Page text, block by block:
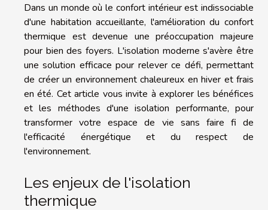
Dans un monde où le confort intérieur est indissociable
d'une habitation accueillante, l'amélioration du confort
thermique est devenue une préoccupation majeure
pour bien des foyers. L'isolation moderne s'avère être
une solution efficace pour relever ce défi, permettant
de créer un environnement chaleureux en hiver et frais
en été. Cet article vous invite à explorer les bénéfices
et les méthodes d'une isolation performante, pour
transformer votre espace de vie sans faire fi de
l'efficacité énergétique et du respect de
l'environnement.
Les enjeux de l'isolation
thermique